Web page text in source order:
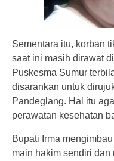
Sementara itu, korban
saat ini masih dirawat
Puskesma Sumur
disarankan untuk
Pandeglang. Hal itu
perawatan kesehatan
Bupati Irma
main hakim sendiri